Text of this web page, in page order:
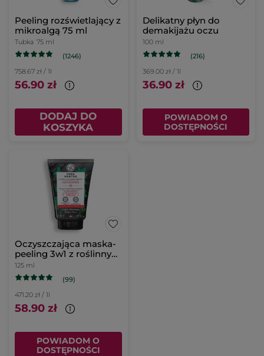
Peeling rozświetlający z
mikroalgą 75 ml
Tubka 75 ml
(1246)
758.67 zł / 1l
56.90 zł
DODAJ DO
KOSZYKA
Delikatny płyn do
demakijażu oczu
100 ml
(216)
369.00 zł / 1l
36.90 zł
POWIADOM O
DOSTĘPNOŚCI
Oczyszczająca maska-
peeling 3w1 z roślinnym
węglem
125 ml
(99)
471.20 zł / 1l
58.90 zł
POWIADOM O
DOSTĘPNOŚCI